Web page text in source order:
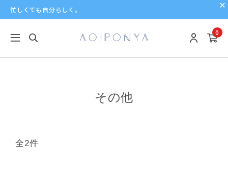
忙しくても自分らしく。
0
その他
全2件